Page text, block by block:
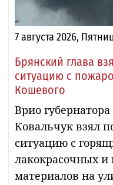
7 августа 2026,
Брянский глава
ситуацию с
Кошевого
Врио
Ковальчук взял
ситуацию с
лакокрасочных
материалов на